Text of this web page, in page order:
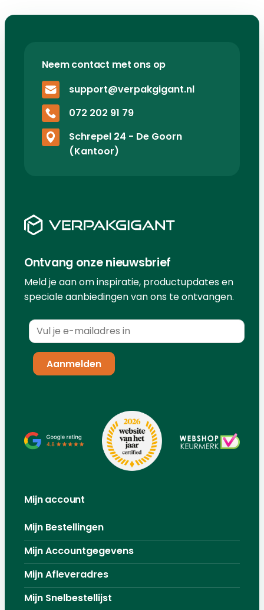
Neem contact met ons op
support@verpakgigant.nl
072 202 91 79
Schrepel 24 - De Goorn
(Kantoor)
Ontvang onze nieuwsbrief
Meld je aan om inspiratie, productupdates en
speciale aanbiedingen van ons te ontvangen.
Mijn account
Mijn Bestellingen
Mijn Accountgegevens
Mijn Afleveradres
Mijn Snelbestellijst